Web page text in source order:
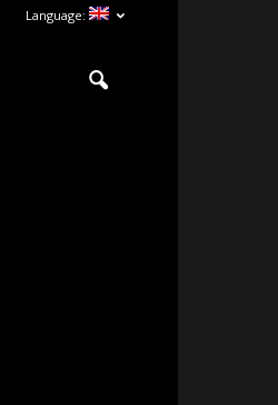
Language: